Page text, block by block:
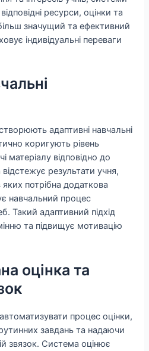
ресурси, оцінки та
значущий та ефективний
індивідуальні переваги
адаптивні навчальні
коригують рівень
матеріалу відповідно до
результати учня,
яких потрібна додаткова
навчальний процес
Такий адаптивний підхід
та підвищує мотивацію
оцінка та
процес оцінки,
завдань та надаючи
звязок. Система оцінює